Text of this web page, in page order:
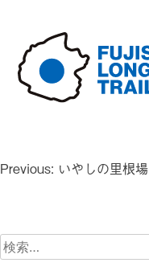
content
投
ゲ
Previous: いやしの里根場
検
索: